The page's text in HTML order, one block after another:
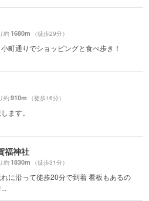
約1680m （徒歩29分）
町通りでショッピングと食べ歩き！
約910m （徒歩16分）
ます。
福神社
約1830m （徒歩31分）
に沿って徒歩20分で到着 看板もあるの